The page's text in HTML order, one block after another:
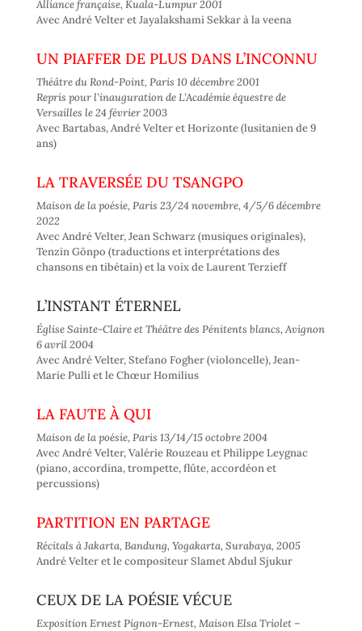
Alliance française, Kuala-Lumpur 2001
Avec André Velter et Jayalakshami Sekkar à la veena
UN PIAFFER DE PLUS DANS L’INCONNU
Théâtre du Rond-Point, Paris 10 décembre 2001
Repris pour l’inauguration de L’Académie équestre de
Versailles le 24 février 2003
Avec Bartabas, André Velter et Horizonte (lusitanien de 9
ans)
LA TRAVERSÉE DU TSANGPO
Maison de la poésie, Paris 23/24 novembre, 4/5/6 décembre
2022
Avec André Velter, Jean Schwarz (musiques originales),
Tenzin Gönpo (traductions et interprétations des
chansons en tibétain) et la voix de Laurent Terzieff
L’INSTANT ÉTERNEL
Église Sainte-Claire et Théâtre des Pénitents blancs, Avignon
6 avril 2004
Avec André Velter, Stefano Fogher (violoncelle), Jean-
Marie Pulli et le Chœur Homilius
LA FAUTE À QUI
Maison de la poésie, Paris 13/14/15 octobre 2004
Avec André Velter, Valérie Rouzeau et Philippe Leygnac
(piano, accordina, trompette, flûte, accordéon et
percussions)
PARTITION EN PARTAGE
Récitals à Jakarta, Bandung, Yogakarta, Surabaya, 2005
André Velter et le compositeur Slamet Abdul Sjukur
CEUX DE LA POÉSIE VÉCUE
Exposition Ernest Pignon-Ernest, Maison Elsa Triolet –